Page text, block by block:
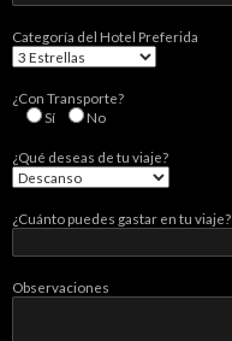
Categorí­a del Hotel Preferida
¿Con Transporte?
Sí­
No
¿Qué deseas de tu viaje?
¿Cuánto puedes gastar en tu viaje?
Observaciones